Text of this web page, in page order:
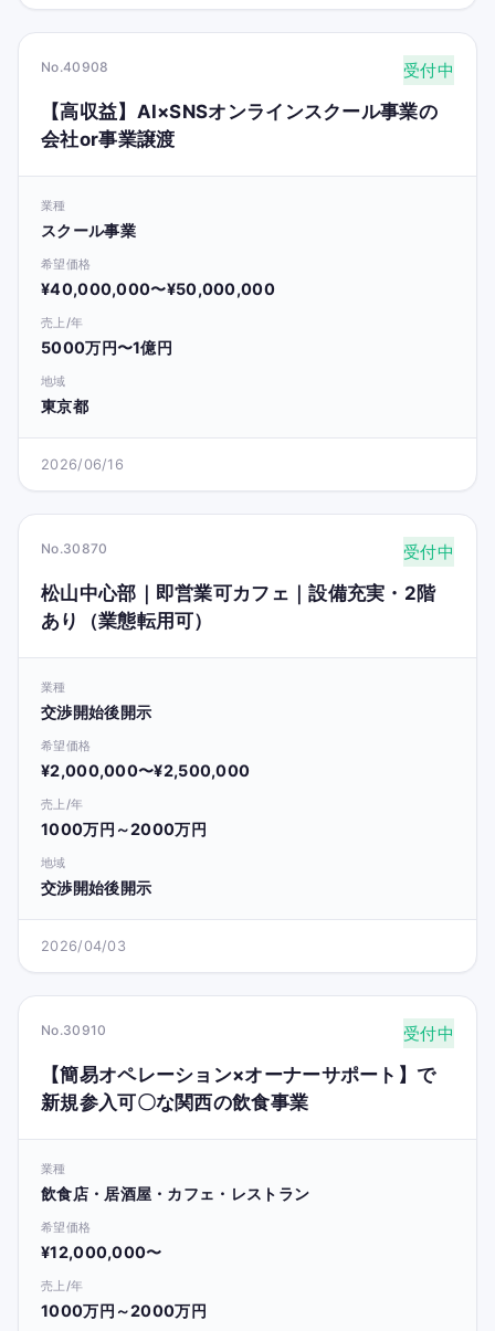
No.40908 受付中
【高収益】AI×SNSオンラインスクール事業の
会社or事業譲渡
業種
スクール事業
希望価格
¥40,000,000〜¥50,000,000
売上/年
5000万円〜1億円
地域
東京都
2026/06/16
No.30870 受付中
松山中心部｜即営業可カフェ｜設備充実・2階
あり（業態転用可）
業種
交渉開始後開示
希望価格
¥2,000,000〜¥2,500,000
売上/年
1000万円～2000万円
地域
交渉開始後開示
2026/04/03
No.30910 受付中
【簡易オペレーション×オーナーサポート】で
新規参入可〇な関西の飲食事業
業種
飲食店・居酒屋・カフェ・レストラン
希望価格
¥12,000,000〜
売上/年
1000万円～2000万円